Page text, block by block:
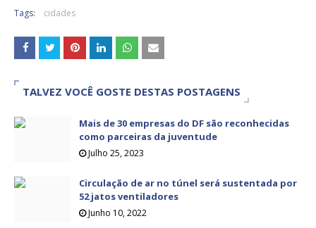
Tags: cidades
TALVEZ VOCÊ GOSTE DESTAS POSTAGENS
Mais de 30 empresas do DF são reconhecidas
como parceiras da juventude
Julho 25, 2023
Circulação de ar no túnel será sustentada por
52 jatos ventiladores
Junho 10, 2022